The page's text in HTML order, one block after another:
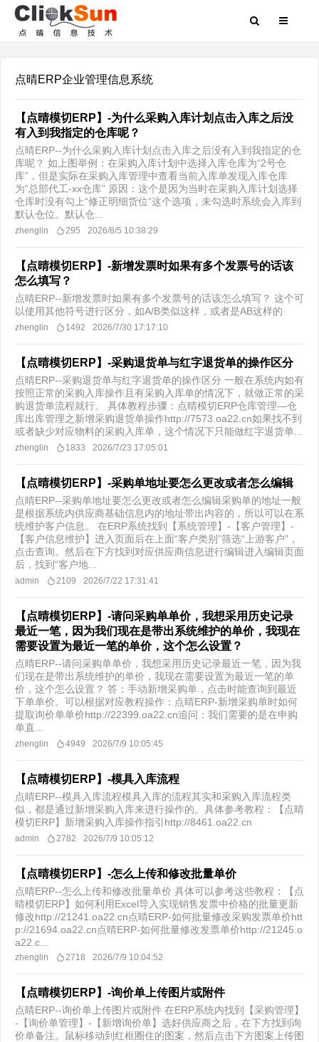
点晴ERP企业管理信息系统
【点晴模切ERP】-为什么采购入库计划点击入库之后没
有入到我指定的仓库呢？
点晴ERP--为什么采购入库计划点击入库之后没有入到我指定的仓
库呢？ 如上图举例：在采购入库计划中选择入库仓库为“2号仓
库”，但是实际在采购入库管理中查看当前入库单发现入库仓库
为“总部代工-xx仓库” 原因：这个是因为当时在采购入库计划选择
仓库时没有勾上“修正明细货位”这个选项，未勾选时系统会入库到
默认仓位。默认仓...
zhenglin 295 2026/8/5 10:38:29
【点晴模切ERP】-新增发票时如果有多个发票号的话该
怎么填写？
点晴ERP--新增发票时如果有多个发票号的话该怎么填写？ 这个可
以使用其他符号进行区分，如A/B类似这样，或者是AB这样的
zhenglin 1492 2026/7/30 17:17:10
【点晴模切ERP】-采购退货单与红字退货单的操作区分
点晴ERP--采购退货单与红字退货单的操作区分 一般在系统内如有
按照正常的采购入库操作且有采购入库单的情况下，就做正常的采
购退货单流程就行。 具体教程步骤：点晴模切ERP仓库管理—仓
库出库管理之新增采购退货单操作http://7573.oa22.cn如果找不到
或者缺少对应物料的采购入库单，这个情况下只能做红字退货单...
zhenglin 1833 2026/7/23 17:05:01
【点晴模切ERP】-采购单地址要怎么更改或者怎么编辑
点晴ERP--采购单地址要怎么更改或者怎么编辑采购单的地址一般
是根据系统内供应商基础信息内的地址带出内容的，所以可以在系
统维护客户信息。 在ERP系统找到【系统管理】-【客户管理】-
【客户信息维护】进入页面后在上面“客户类别”筛选“上游客户”，
点击查询。然后在下方找到对应供应商信息进行编辑进入编辑页面
后，找到“客户地...
admin 2109 2026/7/22 17:31:41
【点晴模切ERP】-请问采购单单价，我想采用历史记录
最近一笔，因为我们现在是带出系统维护的单价，我现在
需要设置为最近一笔的单价，这个怎么设置？
点晴ERP--请问采购单单价，我想采用历史记录最近一笔，因为我
们现在是带出系统维护的单价，我现在需要设置为最近一笔的单
价，这个怎么设置？ 答：手动新增采购单，点击时能查询到最近
下单单价。可以根据对应教程操作：点晴ERP-新增采购单时如何
提取询价单单价http://22399.oa22.cn追问：我们需要的是在申购
单直...
zhenglin 4949 2026/7/9 10:05:45
【点晴模切ERP】-模具入库流程
点晴ERP--模具入库流程模具入库的流程其实和采购入库流程类
似，都是通过新增采购入库来进行操作的。具体参考教程：【点晴
模切ERP】新增采购入库操作指引http://8461.oa22.cn
admin 2782 2026/7/9 10:05:12
【点晴模切ERP】-怎么上传和修改批量单价
点晴ERP--怎么上传和修改批量单价 具体可以参考这些教程：【点
晴模切ERP】如何利用Excel导入实现销售发票中价格的批量更新
修改http://21241.oa22.cn点晴ERP-如何批量修改采购发票单价htt
p://21694.oa22.cn点晴ERP-如何批量修改发票单价http://21245.o
a22.c...
zhenglin 2718 2026/7/9 10:04:52
【点晴模切ERP】-询价单上传图片或附件
点晴ERP--询价单上传图片或附件 在ERP系统内找到【采购管理】
-【询价单管理】-【新增询价单】选好供应商之后，在下方找到询
价单备注。鼠标移动到红框圈住的图案，然后点击下方图案上传图